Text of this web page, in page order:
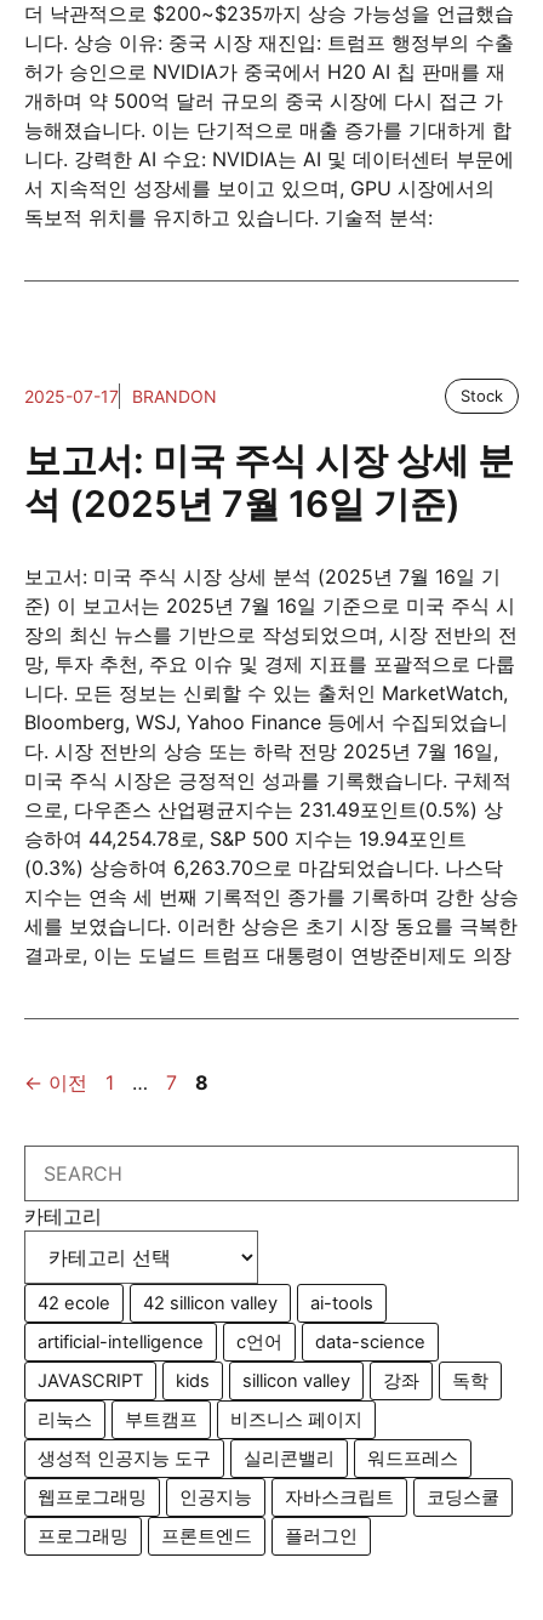
더 낙관적으로 $200~$235까지 상승 가능성을 언급했습
니다. 상승 이유: 중국 시장 재진입: 트럼프 행정부의 수출
허가 승인으로 NVIDIA가 중국에서 H20 AI 칩 판매를 재
개하며 약 500억 달러 규모의 중국 시장에 다시 접근 가
능해졌습니다. 이는 단기적으로 매출 증가를 기대하게 합
니다. 강력한 AI 수요: NVIDIA는 AI 및 데이터센터 부문에
서 지속적인 성장세를 보이고 있으며, GPU 시장에서의
독보적 위치를 유지하고 있습니다. 기술적 분석:
2025-07-17 BRANDON Stock
보고서: 미국 주식 시장 상세 분
석 (2025년 7월 16일 기준)
보고서: 미국 주식 시장 상세 분석 (2025년 7월 16일 기
준) 이 보고서는 2025년 7월 16일 기준으로 미국 주식 시
장의 최신 뉴스를 기반으로 작성되었으며, 시장 전반의 전
망, 투자 추천, 주요 이슈 및 경제 지표를 포괄적으로 다룹
니다. 모든 정보는 신뢰할 수 있는 출처인 MarketWatch,
Bloomberg, WSJ, Yahoo Finance 등에서 수집되었습니
다. 시장 전반의 상승 또는 하락 전망 2025년 7월 16일,
미국 주식 시장은 긍정적인 성과를 기록했습니다. 구체적
으로, 다우존스 산업평균지수는 231.49포인트(0.5%) 상
승하여 44,254.78로, S&P 500 지수는 19.94포인트
(0.3%) 상승하여 6,263.70으로 마감되었습니다. 나스닥
지수는 연속 세 번째 기록적인 종가를 기록하며 강한 상승
세를 보였습니다. 이러한 상승은 초기 시장 동요를 극복한
결과로, 이는 도널드 트럼프 대통령이 연방준비제도 의장
← 이전
페
지
1 …
페
지
7
페
지
8
카테고리
42 ecole 42 sillicon valley
ai-tools
artificial-intelligence
c언어
data-science
JAVASCRIPT
kids sillicon valley 강좌
독학
리눅스
부트캠프
비즈니스 페이지
생성적 인공지능 도구
실리콘밸리
워드프레스
웹프로그래밍
인공지능 자바스크립트
코딩스쿨
프로그래밍
프론트엔드 플러그인